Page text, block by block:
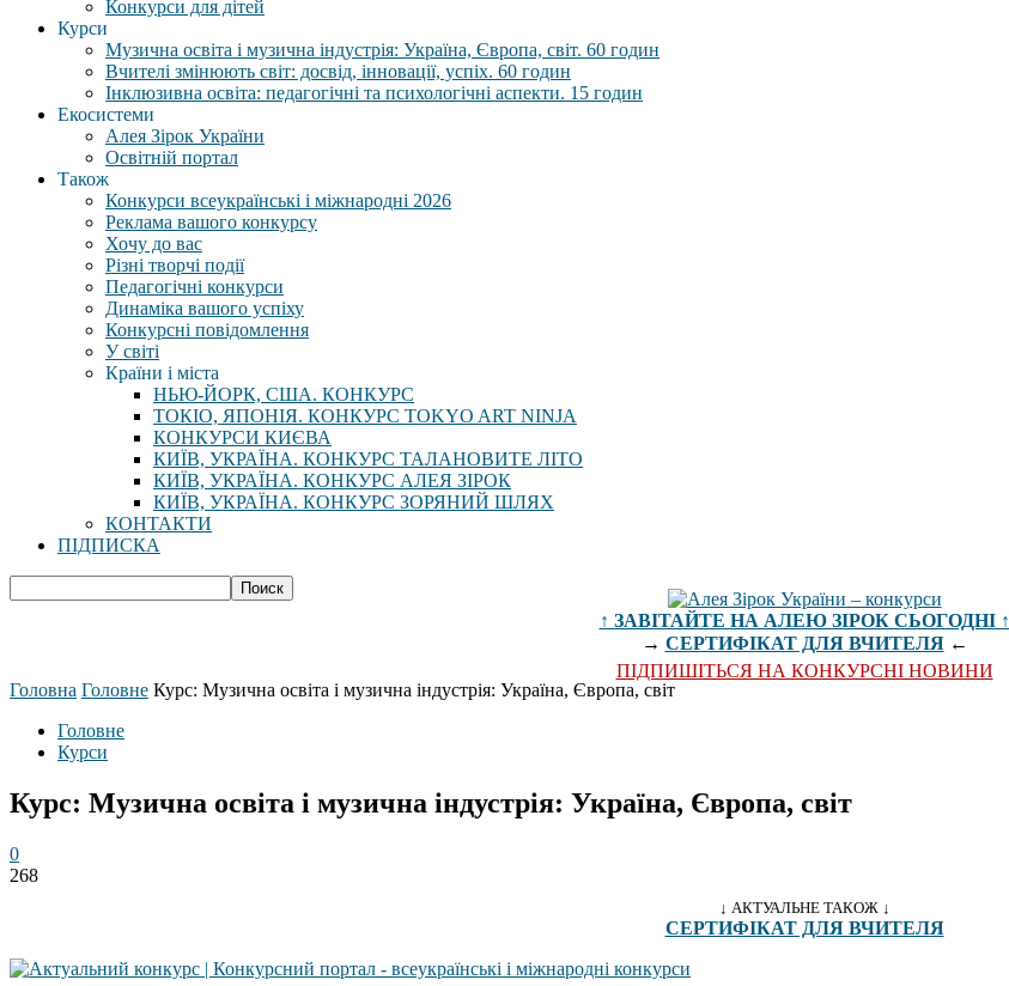
Конкурси для дітей
Курси
Музична освіта і музична індустрія: Україна, Європа, світ. 60 годин
Вчителі змінюють світ: досвід, інновації, успіх. 60 годин
Інклюзивна освіта: педагогічні та психологічні аспекти. 15 годин
Екосистеми
Алея Зірок України
Освітній портал
Також
Конкурси всеукраїнські і міжнародні 2026
Реклама вашого конкурсу
Хочу до вас
Різні творчі події
Педагогічні конкурси
Динаміка вашого успіху
Конкурсні повідомлення
У світі
Країни і міста
НЬЮ-ЙОРК, США. КОНКУРС
ТОКІО, ЯПОНІЯ. КОНКУРС TOKYO ART NINJA
КОНКУРСИ КИЄВА
КИЇВ, УКРАЇНА. КОНКУРС ТАЛАНОВИТЕ ЛІТО
КИЇВ, УКРАЇНА. КОНКУРС АЛЕЯ ЗІРОК
КИЇВ, УКРАЇНА. КОНКУРС ЗОРЯНИЙ ШЛЯХ
КОНТАКТИ
ПІДПИСКА
↑ ЗАВІТАЙТЕ НА АЛЕЮ ЗІРОК СЬОГОДНІ ↑
→ СЕРТИФІКАТ ДЛЯ ВЧИТЕЛЯ←
ПІДПИШІТЬСЯ НА КОНКУРСНІ НОВИНИ
Головна Головне Курс: Музична освіта і музична індустрія: Україна, Європа, світ
Головне
Курси
Курс: Музична освіта і музична індустрія: Україна, Європа, світ
0
268
↓ АКТУАЛЬНЕ ТАКОЖ ↓
СЕРТИФІКАТ ДЛЯ ВЧИТЕЛЯ